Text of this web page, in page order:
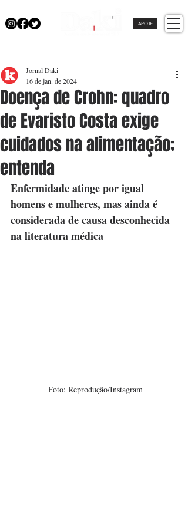
APOIE
Doença de Crohn: quadro
de Evaristo Costa exige
cuidados na alimentação;
entenda
Jornal Daki
16 de jan. de 2024
Enfermidade atinge por igual
homens e mulheres, mas ainda é
considerada de causa desconhecida
na literatura médica
Foto: Reprodução/Instagram